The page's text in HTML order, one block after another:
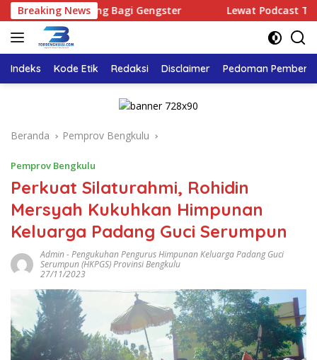
Langsung
ke
konten
Breaking News
Bagi Gengster Lewat Podcast Tribun Bengkulu,
Indeks Kode Etik Redaksi Disclaimer Pedoman
Beranda Pemprov Bengkulu
Pemprov Bengkulu
Perkuat Silaturahmi, Rohidin
Mersyah Kukuhkan Himpunan
Keluarga Padang Guci Serumpun
Admin-Pengukuhan Pengurus Himpunan Keluarga Padang Guci
Serumpun (HKPGS) Provinsi Bengkulu
27/11/2023